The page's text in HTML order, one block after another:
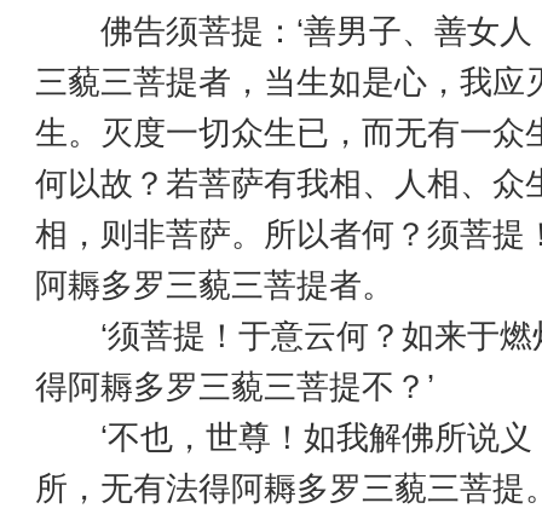
佛告须菩提：‘善男子、善女人
三藐三菩提者，当生如是心，我应
生。灭度一切众生已，而无有一众
何以故？若菩萨有我相、人相、众
相，则非菩萨。所以者何？须菩提
阿耨多罗三藐三菩提者。
‘须菩提！于意云何？如来于燃
得阿耨多罗三藐三菩提不？’
‘不也，世尊！如我解佛所说义
所，无有法得阿耨多罗三藐三菩提